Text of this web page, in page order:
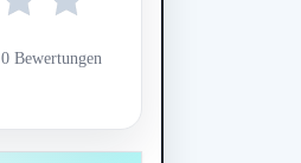
0 Bewertungen